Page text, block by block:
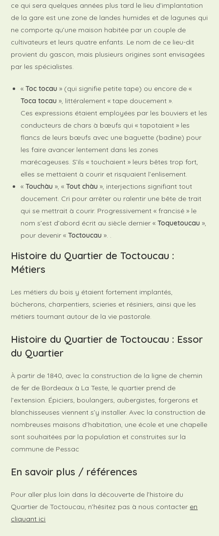
ce qui sera quelques années plus tard le lieu d’implantation
de la gare est une zone de landes humides et de lagunes qui
ne comporte qu’une maison habitée par un couple de
cultivateurs et leurs quatre enfants. Le nom de ce lieu-dit
provient du gascon, mais plusieurs origines sont envisagées
par les spécialistes.
«Toc tocau» (qui signifie petite tape) ou encore de «
Toca tocau », littéralement « tape doucement ».
Ces expressions étaient employées par les bouviers et les
conducteurs de chars à bœufs qui « tapotaient » les
flancs de leurs bœufs avec une baguette (badine) pour
les faire avancer lentement dans les zones
marécageuses. S’ils « touchaient » leurs bêtes trop fort,
elles se mettaient à courir et risquaient l’enlisement.
«Touchàu», «Tout chàu», interjections signifiant tout
doucement. Cri pour arrêter ou ralentir une bête de trait
qui se mettrait à courir. Progressivement « francisé » le
nom s’est d’abord écrit au siècle dernier «Toquetoucau»,
pour devenir «Toctoucau». .
Histoire du Quartier de Toctoucau :
Métiers
Les métiers du bois y étaient fortement implantés,
bûcherons, charpentiers, scieries et résiniers, ainsi que les
métiers tournant autour de la vie pastorale.
Histoire du Quartier de Toctoucau : Essor
du Quartier
À partir de 1840, avec la construction de la ligne de chemin
de fer de Bordeaux à La Teste, le quartier prend de
l’extension. Épiciers, boulangers, aubergistes, forgerons et
blanchisseuses viennent s’y installer. Avec la construction de
nombreuses maisons d’habitation, une école et une chapelle
sont souhaitées par la population et construites sur la
commune de Pessac
En savoir plus / références
Pour aller plus loin dans la découverte de l’histoire du
Quartier de Toctoucau, n’hésitez pas à nous contacter en
cliquant ici